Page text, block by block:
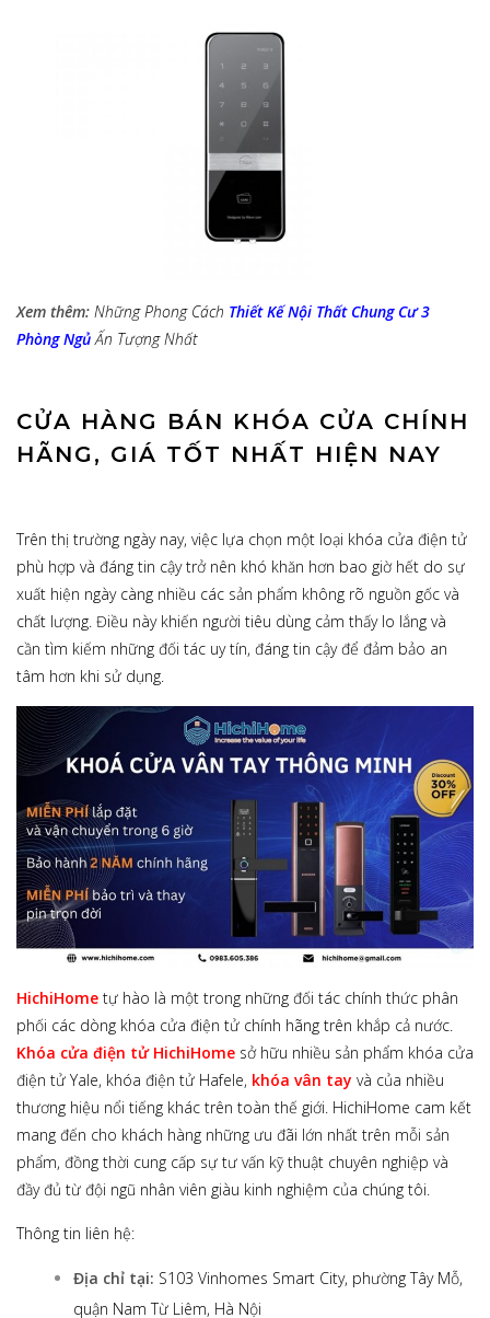
Xem thêm: Những Phong Cách Thiết Kế Nội Thất Chung Cư 3
Phòng Ngủ Ấn Tượng Nhất
CỬA HÀNG BÁN KHÓA CỬA CHÍNH
HÃNG, GIÁ TỐT NHẤT HIỆN NAY
Trên thị trường ngày nay, việc lựa chọn một loại khóa cửa điện tử
phù hợp và đáng tin cậy trở nên khó khăn hơn bao giờ hết do sự
xuất hiện ngày càng nhiều các sản phẩm không rõ nguồn gốc và
chất lượng. Điều này khiến người tiêu dùng cảm thấy lo lắng và
cần tìm kiếm những đối tác uy tín, đáng tin cậy để đảm bảo an
tâm hơn khi sử dụng.
HichiHome tự hào là một trong những đối tác chính thức phân
phối các dòng khóa cửa điện tử chính hãng trên khắp cả nước.
Khóa cửa điện tử HichiHome sở hữu nhiều sản phẩm khóa cửa
điện tử Yale, khóa điện tử Hafele, khóa vân tay và của nhiều
thương hiệu nổi tiếng khác trên toàn thế giới. HichiHome cam kết
mang đến cho khách hàng những ưu đãi lớn nhất trên mỗi sản
phẩm, đồng thời cung cấp sự tư vấn kỹ thuật chuyên nghiệp và
đầy đủ từ đội ngũ nhân viên giàu kinh nghiệm của chúng tôi.
Thông tin liên hệ:
Địa chỉ tại: S103 Vinhomes Smart City, phường Tây Mỗ,
quận Nam Từ Liêm, Hà Nội